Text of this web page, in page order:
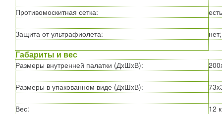
Противомоскитная сетка:
Защита от ультрафиолета: нет;
Габариты и вес
Размеры внутренней палатки (ДхШхВ):
Размеры в упакованном виде (ДхШхВ):
Вес: 12